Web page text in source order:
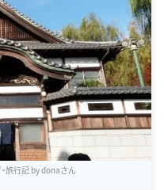
旅行記 by donaさん